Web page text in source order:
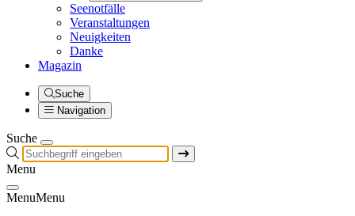
Seenotfälle
Veranstaltungen
Neuigkeiten
Danke
Magazin
Suche
Navigation
Suche
Menu
MenuMenu